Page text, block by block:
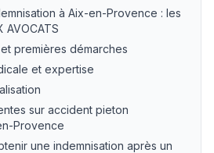
à Aix-en-Provence : les
AVOCATS
premières démarches
et expertise
sur accident pieton
Provence
une indemnisation après un